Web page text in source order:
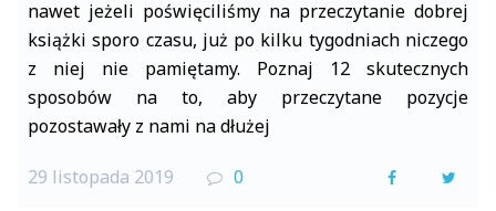
nawet jeżeli poświęciliśmy na przeczytanie dobrej
książki sporo czasu, już po kilku tygodniach niczego
z niej nie pamiętamy. Poznaj 12 skutecznych
sposobów na to, aby przeczytane pozycje
pozostawały z nami na dłużej
29 listopada 2019 0
F